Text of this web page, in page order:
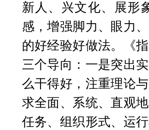
新人、兴文化、展形
感，增强脚力、眼力
的好经验好做法。《
三个导向：一是突出
么干得好，注重理论
求全面、系统、直观
任务、组织形式、运